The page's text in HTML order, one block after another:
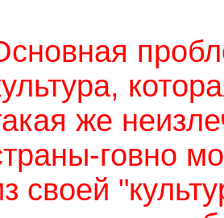
же
говно
своей